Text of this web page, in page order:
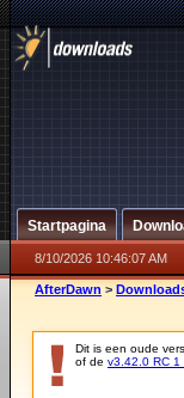
Startpagina
8/10/2026 10:46:07 AM
AfterDawn >
Dit is een oude
of de v3.42.0 RC 1